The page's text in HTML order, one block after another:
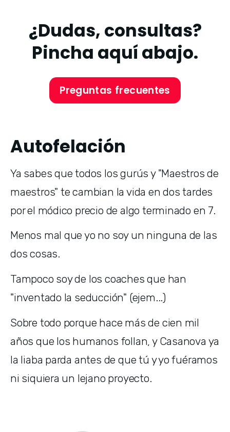
¿Dudas, consultas?
Pincha aquí abajo.
Preguntas frecuentes
Autofelación
Ya sabes que todos los gurús y "Maestros de
maestros" te cambian la vida en dos tardes
por el módico precio de algo terminado en 7.
Menos mal que yo no soy un ninguna de las
dos cosas.
Tampoco soy de los coaches que han
"inventado la seducción" (ejem...)
Sobre todo porque hace más de cien mil
años que los humanos follan, y Casanova ya
la liaba parda antes de que tú y yo fuéramos
ni siquiera un lejano proyecto.